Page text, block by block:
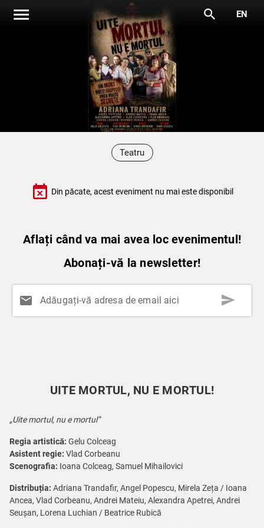
menu search EN
Teatru
event_busy Din păcate, acest eveniment nu mai este disponibil
Aflați când va mai avea loc evenimentul!
Abonați-vă la newsletter!
mail Adăugați-vă adresa de email aici send
UITE MORTUL, NU E MORTUL!
„Uite mortul, nu e mortul”
Regia artistică: Gelu Colceag
Asistent regie: Vlad Corbeanu
Scenografia: Ioana Colceag, Samuel Mihailovici
Distribuția: Adriana Trandafir, Angel Popescu, Mirela Zeța / Ioana
Ancea, Vlad Corbeanu, Andrei Mateiu, Alexandra Apetrei, Andrei
Seușan, Lorena Luchian / Beatrice Rubică